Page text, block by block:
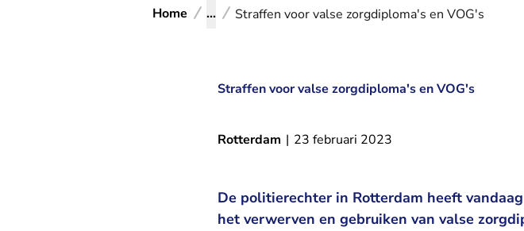
Home ... Straffen voor valse zorgdiploma's en VOG's
Straffen voor valse zorgdiploma's en VOG's
Rotterdam | 23 februari 2023
De politierechter in Rotterdam heeft
het verwerven en gebruiken van valse